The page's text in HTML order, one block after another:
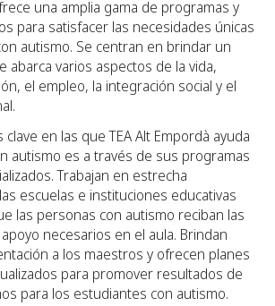
una amplia gama de programas y
para satisfacer las necesidades únicas
autismo. Se centran en brindar un
abarca varios aspectos de la vida,
el empleo, la integración social y el
en las que TEA Alt Empordà ayuda
autismo es a través de sus programas
Trabajan en estrecha
escuelas e instituciones educativas
las personas con autismo reciban las
necesarios en el aula. Brindan
a los maestros y ofrecen planes
para promover resultados de
para los estudiantes con autismo.